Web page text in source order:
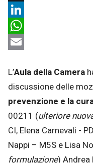
X
LinkedIn
WhatsApp
L’Aula della Camera
discussione delle
prevenzione e la
00211 (ulteriore
CI, Elena Carnevali -
Nappi – M5S e Lisa
formulazione) Andrea